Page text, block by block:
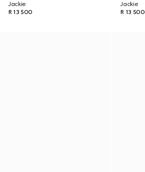
Jackie
R 13 500
Jackie
R 13 500